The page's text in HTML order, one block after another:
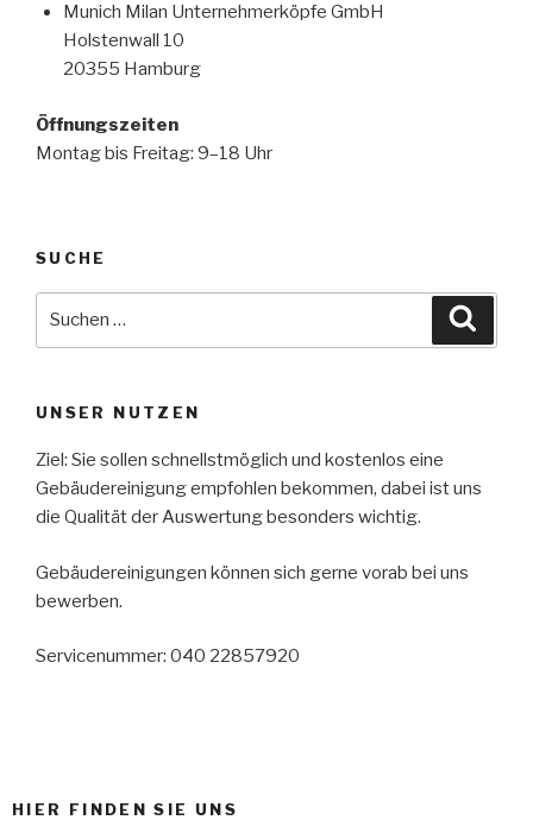
Munich Milan Unternehmerköpfe GmbH
Holstenwall 10
20355 Hamburg
Öffnungszeiten
Montag bis Freitag: 9–18 Uhr
SUCHE
UNSER NUTZEN
Ziel: Sie sollen schnellstmöglich und kostenlos eine
Gebäudereinigung empfohlen bekommen, dabei ist uns
die Qualität der Auswertung besonders wichtig.
Gebäudereinigungen können sich gerne vorab bei uns
bewerben.
Servicenummer: 040 22857920
HIER FINDEN SIE UNS